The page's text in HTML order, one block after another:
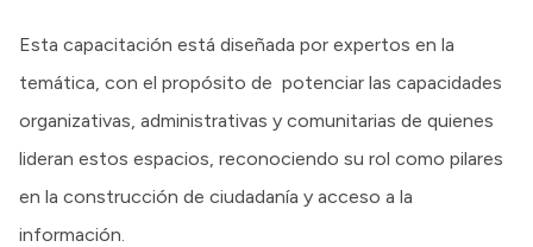
Esta capacitación está diseñada por expertos en la
temática, con el propósito de potenciar las capacidades
organizativas, administrativas y comunitarias de quienes
lideran estos espacios, reconociendo su rol como pilares
en la construcción de ciudadanía y acceso a la
información.